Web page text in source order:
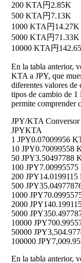
200 KTA円2.85K
500 KTA円7.13K
1000 KTA円14.27K
5000 KTA円71.33K
10000 KTA円
En la tabla anterior,
KTA a JPY, que
diferentes valores de
tipos de cambio de
permite comprender
JPY/KTA Conversor
JPYKTA
1 JPY0.07009956
10 JPY0.70099558
50 JPY3.50497788
100 JPY
200 JPY
500 JPY
1000 JPY
2000 JPY
5000 JPY
10000 JPY
50000 JPY
100000 JPY
En la tabla anterior,